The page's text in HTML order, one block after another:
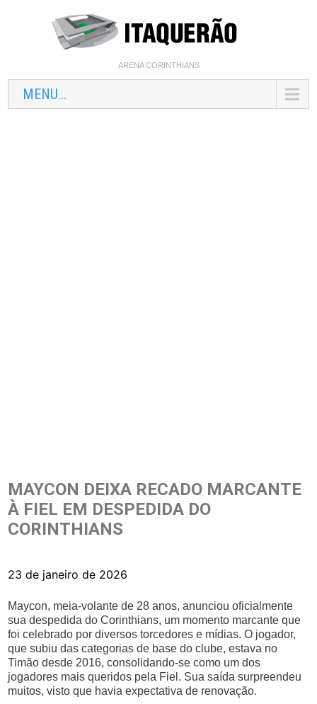
ARENA CORINTHIANS
MENU...
MAYCON DEIXA RECADO MARCANTE
À FIEL EM DESPEDIDA DO
CORINTHIANS
23 de janeiro de 2026
Maycon, meia-volante de 28 anos, anunciou oficialmente
sua despedida do Corinthians, um momento marcante que
foi celebrado por diversos torcedores e mídias. O jogador,
que subiu das categorias de base do clube, estava no
Timão desde 2016, consolidando-se como um dos
jogadores mais queridos pela Fiel. Sua saída surpreendeu
muitos, visto que havia expectativa de renovação.